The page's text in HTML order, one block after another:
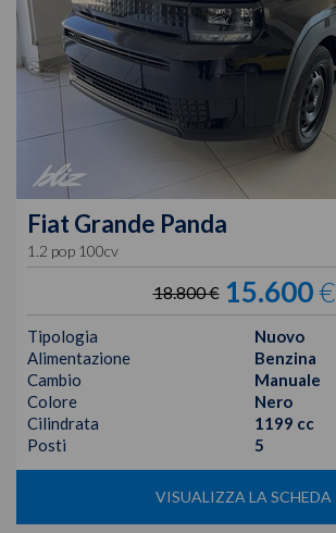
Fiat Grande Panda
1.2 pop 100cv
18.800 € 15.600€
Tipologia
Nuovo
Alimentazione
Benzina
Cambio
Manuale
Colore
Nero
Cilindrata
1199 cc
Posti
5
VISUALIZZA LA SCHEDA